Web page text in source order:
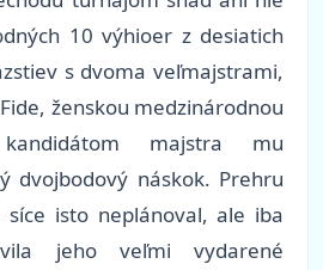
10 výhioer z desiatich
s dvoma veľmajstrami,
ženskou medzinárodnou
majstra mu
dvojbodový náskok. Prehru
isto neplánoval, ale iba
jeho veľmi vydarené